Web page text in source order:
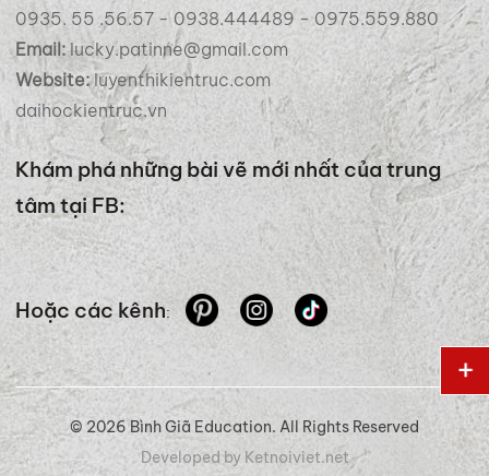
0935. 55 .56.57 - 0938.444489 - 0975.559.880
Email: lucky.patinne@gmail.com
Website:luyenthikientruc.com
daihockientruc.vn
Khám phá những bài vẽ mới nhất của trung
tâm tại FB:
Hoặc các kênh:
© 2026 Bình Giã Education. All Rights Reserved
Developed by Ketnoiviet.net